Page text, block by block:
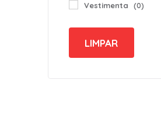
Vestimenta (0)
LIMPAR